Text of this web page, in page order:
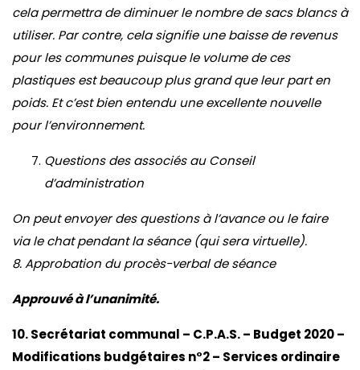
cela permettra de diminuer le nombre de sacs blancs à
utiliser. Par contre, cela signifie une baisse de revenus
pour les communes puisque le volume de ces
plastiques est beaucoup plus grand que leur part en
poids. Et c’est bien entendu une excellente nouvelle
pour l’environnement.
Questions des associés au Conseil
d’administration
On peut envoyer des questions à l’avance ou le faire
via le chat pendant la séance (qui sera virtuelle).
8. Approbation du procès-verbal de séance
Approuvé à l’unanimité.
10. Secrétariat communal – C.P.A.S. – Budget 2020 –
Modifications budgétaires n°2 – Services ordinaire